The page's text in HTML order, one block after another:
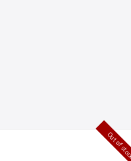
Out of